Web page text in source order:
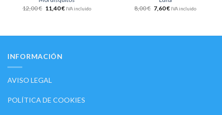
12,00€ 11,40€ IVA incluido
8,00€ 7,60€ IVA incluido
INFORMACIÓN
AVISO LEGAL
POLÍTICA DE COOKIES